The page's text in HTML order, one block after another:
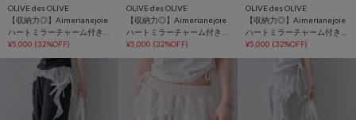
OLIVE des OLIVE
【収納力◎】Aimerianejoie
ハートミラーチャーム付き
ミニトート
¥5,000 (32%OFF)
OLIVE des OLIVE
【収納力◎】Aimerianejoie
ハートミラーチャーム付き
ミニトート
¥5,000 (32%OFF)
OLIVE des OLIVE
【収納力◎】Aimerianejoie
ハートミラーチャーム付き
ミニトート
¥5,000 (32%OFF)